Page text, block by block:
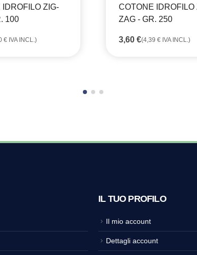
ZIG-
100
€ IVA INCL.)
COTONE IDROFILO
ZAG - GR. 250
3,60 €(4,39 € IVA INCL.)
IL TUO PROFILO
Il mio account
Dettagli account